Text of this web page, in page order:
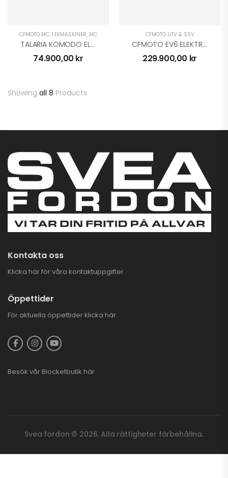
CFMOTO MC, LEKMASKINER, MC
TALARIA KOMODO ELCROSS
74.900,00 kr
CFMOTO UTV & SSV
CFMOTO EV6 ELEKTRISK UTV
229.900,00 kr
Showing all 8 Products
Kontakta oss
Klicka här för våra kontaktuppgifter
Öppettider
För aktuella öppettider klicka här
Besök vår Blocketbutik här
Svea fordon © 2026. Alla rättigheter förbehållna.